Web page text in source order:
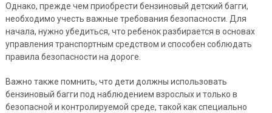
Однако, прежде чем приобрести бензиновый детский багги,
необходимо учесть важные требования безопасности. Для
начала, нужно убедиться, что ребенок разбирается в основах
управления транспортным средством и способен соблюдать
правила безопасности на дороге.
Важно также помнить, что дети должны использовать
бензиновый багги под наблюдением взрослых и только в
безопасной и контролируемой среде, такой как специально